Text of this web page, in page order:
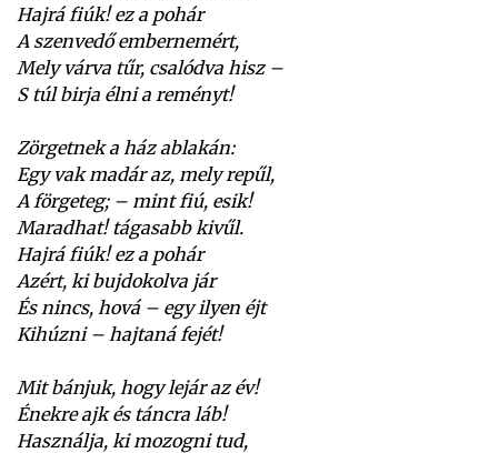
Hajrá fiúk! ez a pohár
A szenvedő embernemért,
Mely várva tűr, csalódva hisz –
S túl birja élni a reményt!
Zörgetnek a ház ablakán:
Egy vak madár az, mely repűl,
A förgeteg; – mint fiú, esik!
Maradhat! tágasabb kivűl.
Hajrá fiúk! ez a pohár
Azért, ki bujdokolva jár
És nincs, hová – egy ilyen éjt
Kihúzni – hajtaná fejét!
Mit bánjuk, hogy lejár az év!
Énekre ajk és táncra láb!
Használja, ki mozogni tud,